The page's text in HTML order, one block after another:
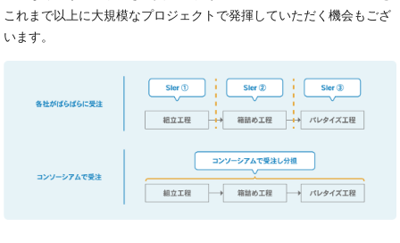
これまで以上に大規模なプロジェクトで発揮していただく機会もござ
います。